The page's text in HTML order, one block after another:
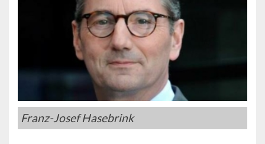
Franz-Josef Hasebrink